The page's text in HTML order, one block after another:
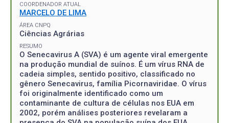
COORDENADOR ATUAL
MARCELO DE LIMA
ÁREA CNPQ
Ciências Agrárias
RESUMO
O Senecavirus A (SVA) é um agente viral emergente
na produção mundial de suínos. É um vírus RNA de
cadeia simples, sentido positivo, classificado no
gênero Senecavirus, família Picornaviridae. O vírus
foi originalmente identificado como um
contaminante de cultura de células nos EUA em
2002, porém análises posteriores revelaram a